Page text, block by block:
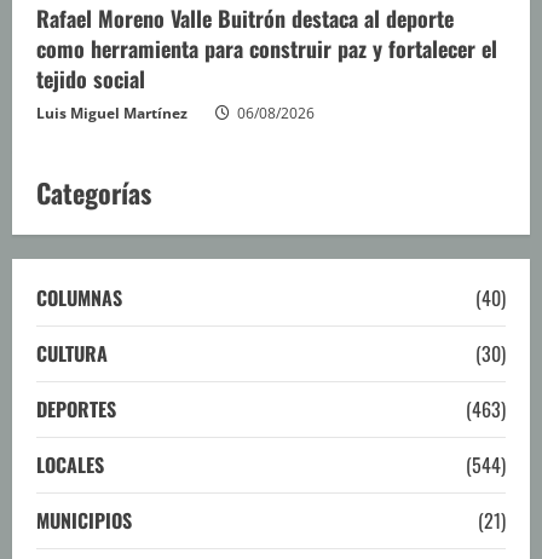
Rafael Moreno Valle Buitrón destaca al deporte
como herramienta para construir paz y fortalecer el
tejido social
Luis Miguel Martínez 06/08/2026
Categorías
COLUMNAS
(40)
CULTURA
(30)
DEPORTES
(463)
LOCALES
(544)
MUNICIPIOS
(21)